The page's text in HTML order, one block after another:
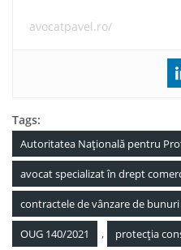
avocatpavel.ro/
Tags:
Autoritatea Națională pentru
avocat specializat în drept
contractele de vânzare de
OUG 140/2021 , protecția